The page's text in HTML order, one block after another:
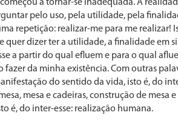
a tornar-se inadequada. A
pelo uso, pela utilidade, pela
repetição: realizar-me para me realizar!
dizer ter a utilidade, a finalidade em
a partir do qual efluem e para o qual
da minha existência. Com outras
do sentido da vida, isto é, do
mesa e cadeiras, construção de mesa
é, do inter-esse: realização humana.